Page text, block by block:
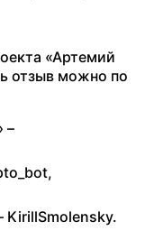
«Артемий
отзыв можно по
–
KirillSmolensky.